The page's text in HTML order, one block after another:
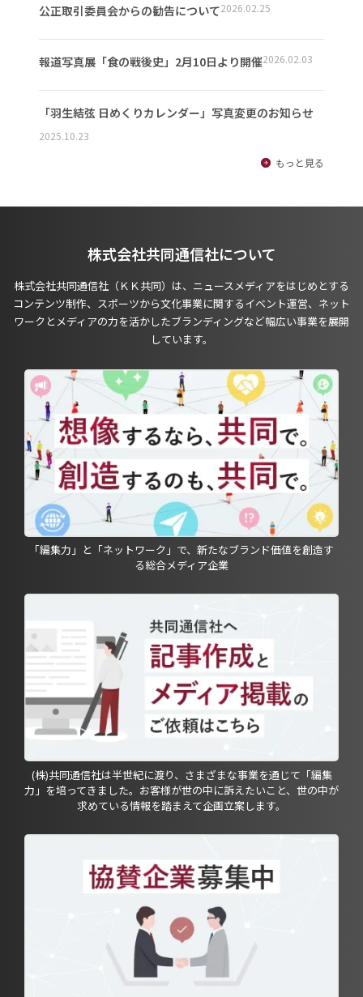
公正取引委員会からの勧告について2026.02.25
報道写真展「食の戦後史」2月10日より開催2026.02.03
「羽生結弦 日めくりカレンダー」写真変更のお知らせ
2025.10.23
もっと見る
株式会社共同通信社について
株式会社共同通信社（ＫＫ共同）は、ニュースメディアをはじめとする
コンテンツ制作、スポーツから文化事業に関するイベント運営、ネット
ワークとメディアの力を活かしたブランディングなど幅広い事業を展開
しています。
「編集力」と「ネットワーク」で、新たなブランド価値を創造す
る総合メディア企業
(株)共同通信社は半世紀に渡り、さまざまな事業を通じて「編集
力」を培ってきました。お客様が世の中に訴えたいこと、世の中が
求めている情報を踏まえて企画立案します。